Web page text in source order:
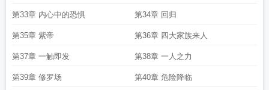
第33章 内心中的恐惧 第34章 回归
第35章 紫帝 第36章 四大家族来人
第37章 一触即发 第38章 一人之力
第39章 修罗场 第40章 危险降临